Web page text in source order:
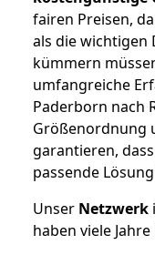
fairen Preisen,
als die wichtigen
kümmern
umfangreiche
Paderborn nach
Größenordnung
garantieren,
passende
Unser Netzwerk
haben viele